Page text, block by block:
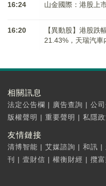
16:24 山金國際：港股上
16:20
【異動股】港股跌
21.43%，天瑞汽
相關訊息
法定公告欄 | 廣告查詢 | 公
版權聲明 | 重要聲明 | 私隱
友情鏈接
清博智能 | 艾媒諮詢 | 和訊 |
刊
| 壹財信 | 權衡財經 | 攬